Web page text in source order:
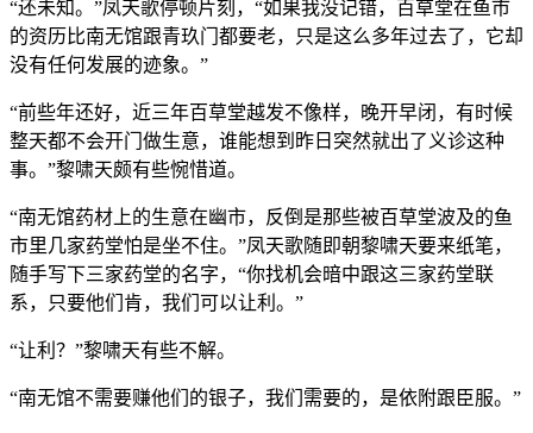
“还未知。”凤天歌停顿片刻，“如果我没记错，百草堂在鱼市
的资历比南无馆跟青玖门都要老，只是这么多年过去了，它却
没有任何发展的迹象。”
“前些年还好，近三年百草堂越发不像样，晚开早闭，有时候
整天都不会开门做生意，谁能想到昨日突然就出了义诊这种
事。”黎啸天颇有些惋惜道。
“南无馆药材上的生意在幽市，反倒是那些被百草堂波及的鱼
市里几家药堂怕是坐不住。”凤天歌随即朝黎啸天要来纸笔，
随手写下三家药堂的名字，“你找机会暗中跟这三家药堂联
系，只要他们肯，我们可以让利。”
“让利？”黎啸天有些不解。
“南无馆不需要赚他们的银子，我们需要的，是依附跟臣服。”